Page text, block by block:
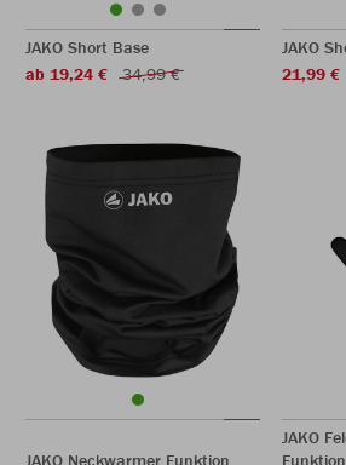
JAKO Short Base
ab 19,24 €
34,99 €
JAKO
21,99 €
JAKO Neckwarmer Funktion
JAKO
Funktion